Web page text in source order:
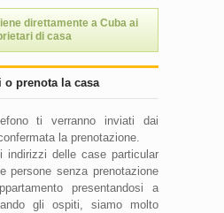
direttamente a Cuba ai
di casa
prenota la casa
ti verranno inviati dai
la prenotazione.
indirizzi delle case particular
persone senza prenotazione
presentandosi a
gli ospiti, siamo molto